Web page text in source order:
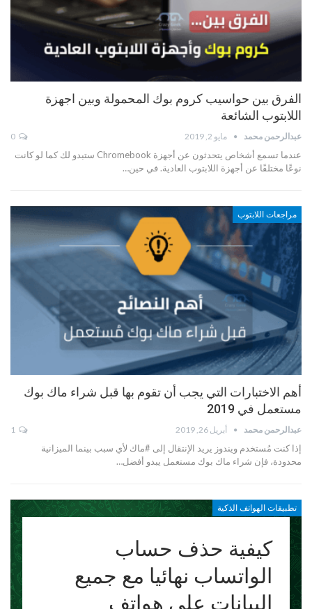
الفرق بين حواسيب كروم بوك المحمولة وبين اجهزة
اللابتوب الشائعة
عبدالرحمن محمد مايو 2, 2019
عندما تسمع أشخاص يتحدثون عن أجهزة Chromebook ستبدو لك كما لو كانت
نوعًا مختلفًا عن أجهزة اللابتوب العادية. في حين…
مراجعات اللابتوب
أهم الاختبارات التي يجب أن تقوم بها قبل شراء ماك بوك
مستعمل في 2019
عبدالرحمن محمد أبريل 26, 2019
إذا كنت مُستخدم ويندوز يريد الإنتقال إلى #ماك لأي سبب بينما الميزانية
محدودة، فإن شراء ماك بوك مستعمل يبدو أفضل…
تطبيقات الهواتف الذكية
كيفية حذف حساب
الواتساب نهائيا مع جميع
البيانات على هواتف